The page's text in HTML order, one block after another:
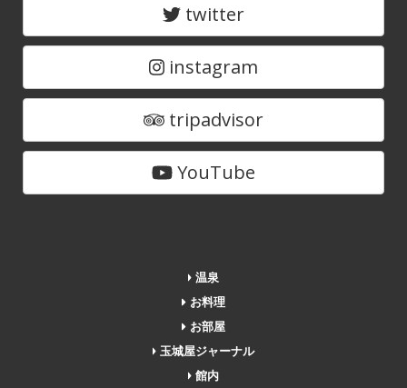
twitter
instagram
tripadvisor
YouTube
温泉
お料理
お部屋
玉城屋ジャーナル
館内